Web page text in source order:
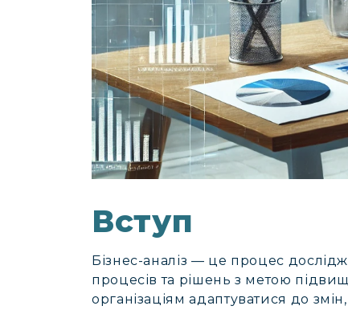
Вступ
Бізнес-аналіз — це процес
процесів та рішень з метою
організаціям адаптуватися до